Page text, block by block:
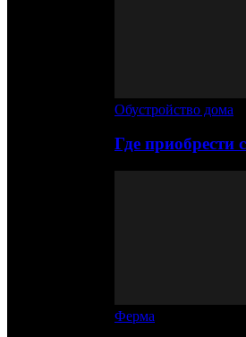
Обустройство дома
Где приобрести
Ферма